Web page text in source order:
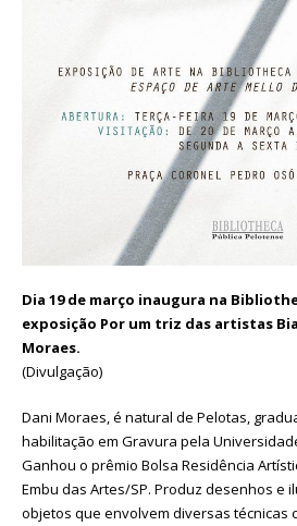
Dia 19 de março inaugura na
exposição Por um triz das artistas
Moraes.
(Divulgação)
Dani Moraes, é natural de Pelotas,
habilitação em Gravura pela
Ganhou o prêmio Bolsa Residência
Embu das Artes/SP. Produz desenhos e
objetos que envolvem diversas técnicas